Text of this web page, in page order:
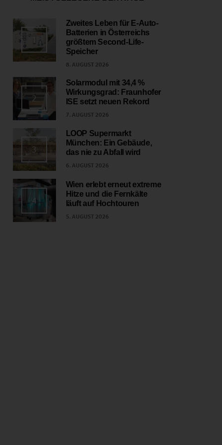
Zweites Leben für E-Auto-
Batterien in Österreichs
größtem Second-Life-
Speicher
8. AUGUST 2026
2
Solarmodul mit 34,4 %
Wirkungsgrad: Fraunhofer
ISE setzt neuen Rekord
7. AUGUST 2026
3
LOOP Supermarkt
München: Ein Gebäude,
das nie zu Abfall wird
6. AUGUST 2026
4
Wien erlebt erneut extreme
Hitze und die Fernkälte
läuft auf Hochtouren
5. AUGUST 2026